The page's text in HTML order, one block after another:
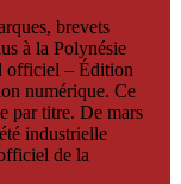
brevets
à la Polynésie
officiel – Édition
numérique. Ce
par titre. De mars
industrielle
de la